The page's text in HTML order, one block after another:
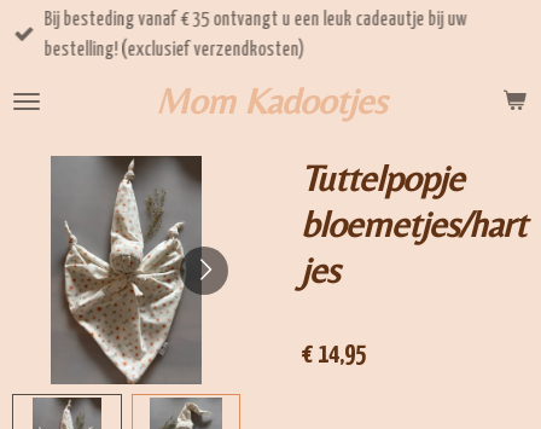
Ga
direct
de
Mom Kadootjes
Bij besteding vanaf € 35 ontvangt u een leuk cadeautje bij uw
bestelling! (exclusief verzendkosten)
Tuttelpopje
bloemetjes/hart
jes
€ 14,95